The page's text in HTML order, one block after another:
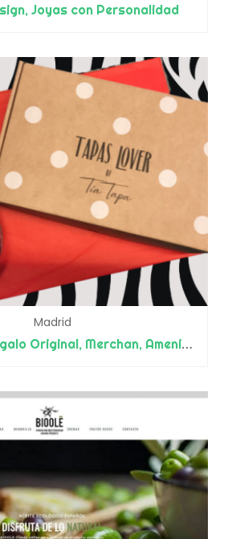
Joyas con Personalidad
Madrid
TIA TAPA - Regalo Original, Merchan, Amenities